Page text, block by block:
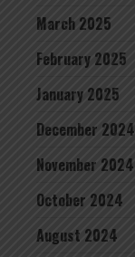
March 2025
February 2025
January 2025
December 2024
November 2024
October 2024
August 2024